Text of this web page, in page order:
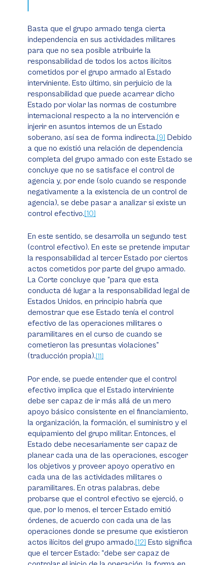
Basta que el grupo armado tenga cierta
independencia en sus actividades militares
para que no sea posible atribuirle la
responsabilidad de todos los actos ilícitos
cometidos por el grupo armado al Estado
interviniente. Esto último, sin perjuicio de la
responsabilidad que puede acarrear dicho
Estado por violar las normas de costumbre
internacional respecto a la no intervención e
injerir en asuntos internos de un Estado
soberano, así sea de forma indirecta.[9] Debido
a que no existió una relación de dependencia
completa del grupo armado con este Estado se
concluye que no se satisface el control de
agencia y, por ende (solo cuando se responde
negativamente a la existencia de un control de
agencia), se debe pasar a analizar si existe un
control efectivo.[10]
En este sentido, se desarrolla un segundo test
(control efectivo). En este se pretende imputar
la responsabilidad al tercer Estado por ciertos
actos cometidos por parte del grupo armado.
La Corte concluye que “para que esta
conducta dé lugar a la responsabilidad legal de
Estados Unidos, en principio habría que
demostrar que ese Estado tenía el control
efectivo de las operaciones militares o
paramilitares en el curso de cuando se
cometieron las presuntas violaciones”
(traducción propia).[11]
Por ende, se puede entender que el control
efectivo implica que el Estado interviniente
debe ser capaz de ir más allá de un mero
apoyo básico consistente en el financiamiento,
la organización, la formación, el suministro y el
equipamiento del grupo militar. Entonces, el
Estado debe necesariamente ser capaz de
planear cada una de las operaciones, escoger
los objetivos y proveer apoyo operativo en
cada una de las actividades militares o
paramilitares. En otras palabras, debe
probarse que el control efectivo se ejerció, o
que, por lo menos, el tercer Estado emitió
órdenes, de acuerdo con cada una de las
operaciones donde se presume que existieron
actos ilícitos del grupo armado.[12] Esto significa
que el tercer Estado: “debe ser capaz de